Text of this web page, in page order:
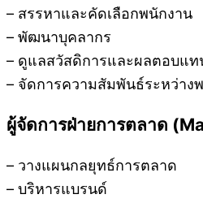
– สรรหาและคัดเลือกพนักงาน
– พัฒนาบุคลากร
– ดูแลสวัสดิการและผลตอบแท
– จัดการความสัมพันธ์ระหว่าง
ผู้จัดการฝ่ายการตลาด
– วางแผนกลยุทธ์การตลาด
– บริหารแบรนด์